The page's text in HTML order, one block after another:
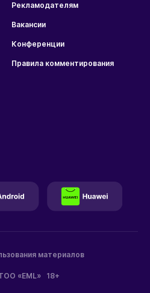
Рекламодателям
Вакансии
Конференции
Правила комментирования
«EML» 18+
материалов